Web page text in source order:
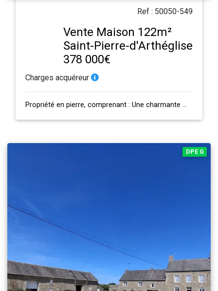
Ref : 50050-549
Vente Maison 122m²
Saint-Pierre-d'Arthéglise
378 000€
Charges acquéreur
Propriété en pierre, comprenant : Une charmante maison d'habitation en bon éta…
DPE G